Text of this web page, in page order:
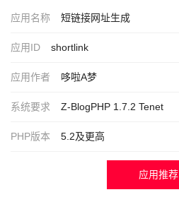
应用名称 短链接网址生成
应用ID shortlink
应用作者 哆啦A梦
系统要求 Z-BlogPHP 1.7.2 Tenet
PHP版本 5.2及更高
应用推荐